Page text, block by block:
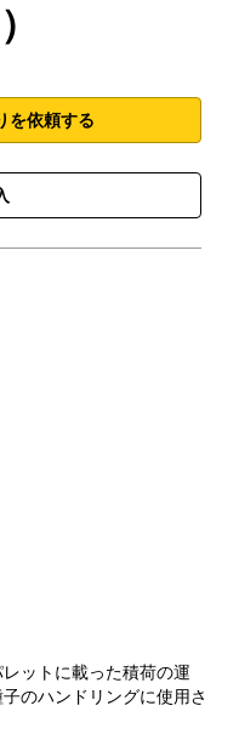
を依頼する
ットに載った積荷の運
のハンドリングに使用さ